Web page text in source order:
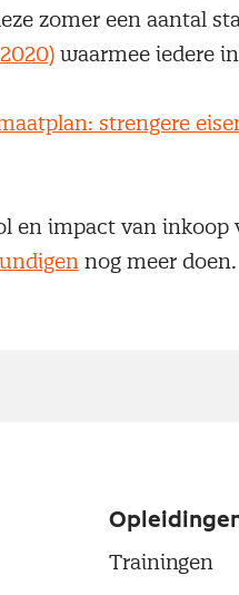
zomer een aantal
waarmee iedere
strengere
en impact van
nog meer doen.
Trainingen